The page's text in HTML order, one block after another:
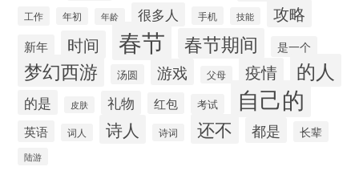
工作 年初 年龄 很多人 手机 技能 攻略
新年 时间 春节 春节期间 是一个
梦幻西游 汤圆 游戏 父母 疫情 的人
的是 皮肤 礼物 红包 考试 自己的
英语 词人 诗人 诗词 还不 都是 长辈
陆游